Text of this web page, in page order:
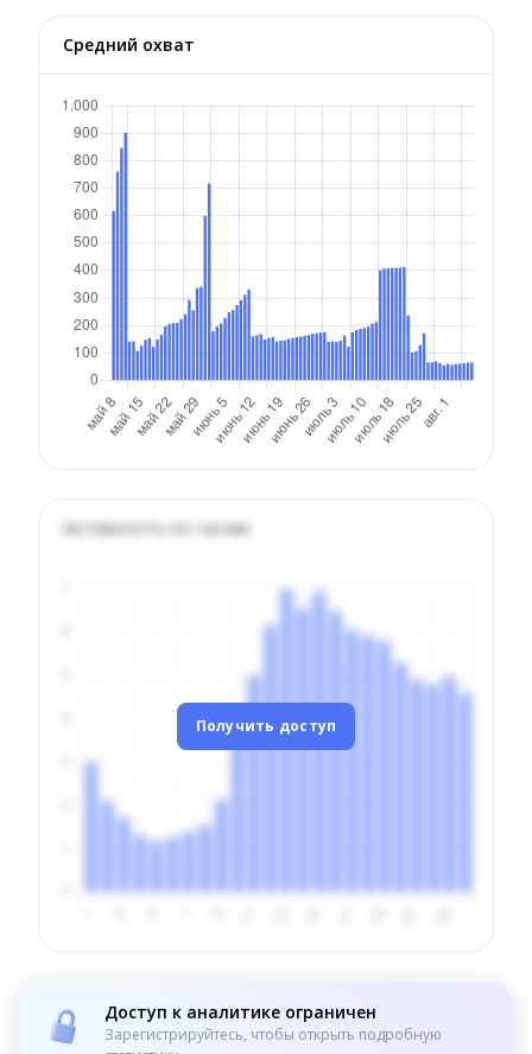
Средний охват
Активность по часам
Получить доступ
Доступ к аналитике ограничен
Зарегистрируйтесь, чтобы открыть подробную